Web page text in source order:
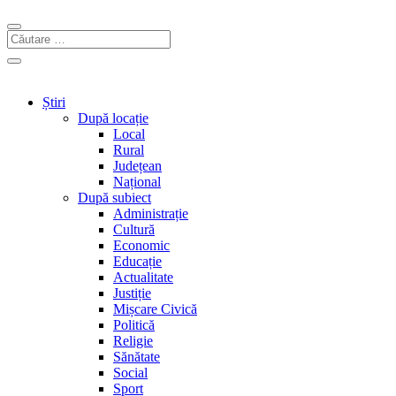
Știri
După locație
Local
Rural
Județean
Național
După subiect
Administrație
Cultură
Economic
Educație
Actualitate
Justiție
Mișcare Civică
Politică
Religie
Sănătate
Social
Sport